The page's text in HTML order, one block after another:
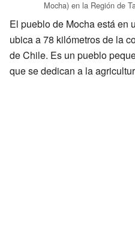
Mocha) en la Región de
El pueblo de Mocha está en
ubica a 78 kilómetros de la
de Chile. Es un pueblo
que se dedican a la